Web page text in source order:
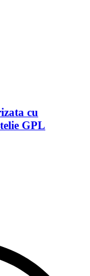
cu
GPL